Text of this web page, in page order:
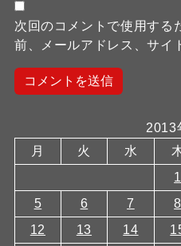
次回のコメントで使用する
前、メールアドレス、サイ
2013
月
火 水
1
5
6 7 8
12
13 14